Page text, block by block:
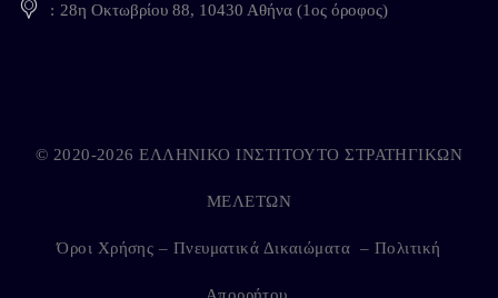
28η Οκτωβρίου 88, 10430 Αθήνα (1ος όροφος)
© 2020-2026 ΕΛΛΗΝΙΚΟ ΙΝΣΤΙΤΟΥΤΟ ΣΤΡΑΤΗΓΙΚΩΝ
ΜΕΛΕΤΩΝ
Όροι Χρήσης – Πνευματικά Δικαιώματα – Πολιτική